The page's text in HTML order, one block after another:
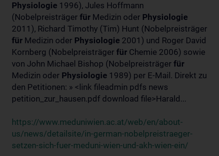
Physiologie 1996), Jules Hoffmann
(Nobelpreisträger für Medizin oder Physiologie
2011), Richard Timothy (Tim) Hunt (Nobelpreisträger
für Medizin oder Physiologie 2001) und Roger David
Kornberg (Nobelpreisträger für Chemie 2006) sowie
von John Michael Bishop (Nobelpreisträger für
Medizin oder Physiologie 1989) per E-Mail. Direkt zu
den Petitionen: » <link fileadmin pdfs news
petition_zur_hausen.pdf download file>Harald...
https://www.meduniwien.ac.at/web/en/about-
us/news/detailsite/in-german-nobelpreistraeger-
setzen-sich-fuer-meduni-wien-und-akh-wien-ein/